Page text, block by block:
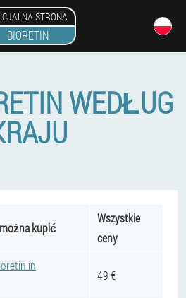
STRONA
BIORETIN
WEDŁUG
kupić
Wszystkie
ceny
in
49 €